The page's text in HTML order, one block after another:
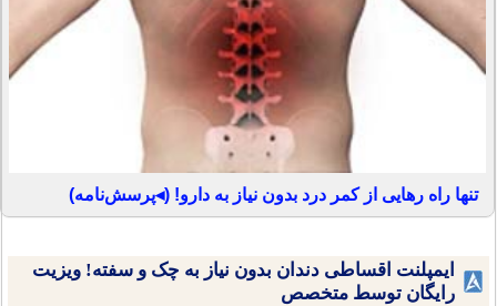
تنها راه رهایی از کمر درد بدون نیاز به دارو! (◂پرسش‌نامه)
ایمپلنت اقساطی دندان بدون نیاز به چک و سفته! ویزیت
رایگان توسط متخصص